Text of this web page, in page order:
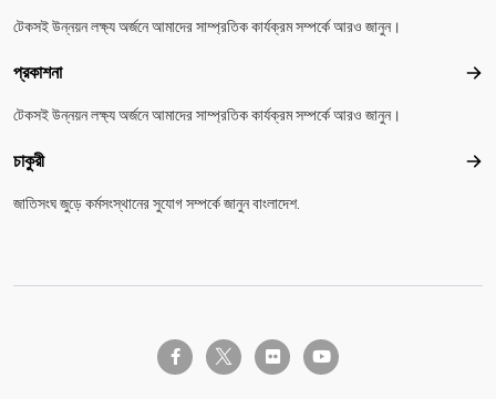
টেকসই উন্নয়ন লক্ষ্য অর্জনে আমাদের সাম্প্রতিক কার্যক্রম সম্পর্কে আরও জানুন।
প্রকাশনা
টেকসই উন্নয়ন লক্ষ্য অর্জনে আমাদের সাম্প্রতিক কার্যক্রম সম্পর্কে আরও জানুন।
চাকুরী চাকুরী
জাতিসংঘ জুড়ে কর্মসংস্থানের সুযোগ সম্পর্কে জানুন বাংলাদেশ.
facebook-ftwitter-x flickr youtube